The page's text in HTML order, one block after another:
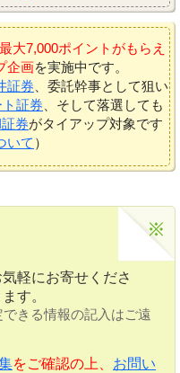
大7,000ポイントがもらえ
企画を実施中です。
証券 、委託幹事として狙い
証券 、そして落選しても
券がタイアップ対象です
いて ）
軽にお寄せくださ
す。
きる情報の記入はご遠
をご確認の上、 お問い